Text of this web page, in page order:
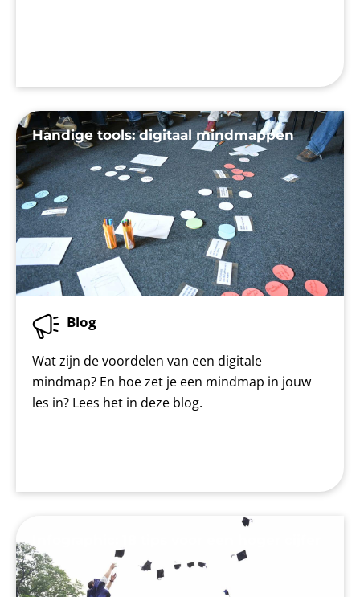
Handige tools: digitaal mindmappen
Blog
Wat zijn de voordelen van een digitale
mindmap? En hoe zet je een mindmap in jouw
les in? Lees het in deze blog.